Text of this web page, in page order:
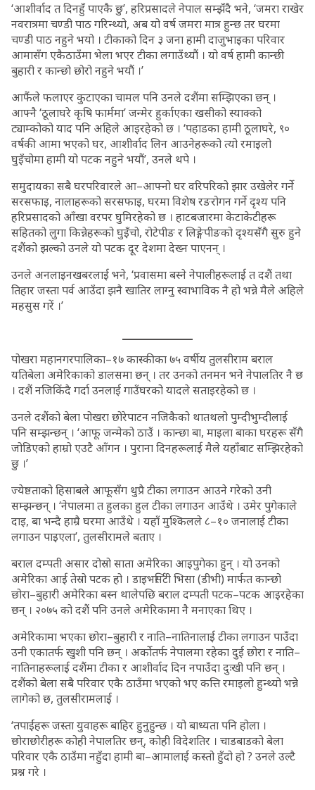
‘आशीर्वाद त दिनहुँ पाएकै छु’, हरिप्रसादले नेपाल सम्झँदै भने, ‘जमरा राखेर
नवरात्रमा चण्डी पाठ गरिन्थ्यो, अब यो वर्ष जमरा मात्र हुन्छ तर घरमा
चण्डी पाठ नहुने भयो । टीकाको दिन ३ जना हामी दाजुभाइका परिवार
आमासँग एकैठाउँमा भेला भएर टीका लगाउँथ्यौं । यो वर्ष हामी कान्छी
बुहारी र कान्छो छोरो नहुने भयौं ।’
आफैंले फलाएर कुटाएका चामल पनि उनले दशैंमा सम्झिएका छन् ।
आफ्नै ‘ठूलाघरे कृषि फार्ममा’ जन्मेर हुर्काएका खसीको स्याक्को
ट्याम्कोको याद पनि अहिले आइरहेको छ । ‘पहाडका हामी ठूलाघरे, ९०
वर्षकी आमा भएको घर, आशीर्वाद लिन आउनेहरूको त्यो रमाइलो
घुइँचोमा हामी यो पटक नहुने भयौं’, उनले थपे ।
समुदायका सबै घरपरिवारले आ–आफ्नो घर वरिपरिको झार उखेलेर गर्ने
सरसफाइ, नालाहरूको सरसफाइ, घरमा विशेष रङरोगन गर्ने दृश्य पनि
हरिप्रसादको आँखा वरपर घुमिरहेको छ । हाटबजारमा केटाकेटीहरू
सहितको लुगा किन्नेहरूको घुइँचो, रोटेपीङ र लिङ्गेपीङको दृश्यसँगै सुरु हुने
दशैंको झल्को उनले यो पटक दूर देशमा देख्न पाएनन् ।
उनले अनलाइनखबरलाई भने, ‘प्रवासमा बस्ने नेपालीहरूलाई त दशैं तथा
तिहार जस्ता पर्व आउँदा झनै खातिर लाग्नु स्वाभाविक नै हो भन्ने मैले अहिले
महसुस गरें ।’
पोखरा महानगरपालिका–१७ कास्कीका ७५ वर्षीय तुलसीराम बराल
यतिबेला अमेरिकाको डालसमा छन् । तर उनको तनमन भने नेपालतिर नै छ
। दशैं नजिकिंदै गर्दा उनलाई गाउँघरको यादले सताइरहेको छ ।
उनले दशैंको बेला पोखरा छोरेपाटन नजिकैको थातथलो पुम्दीभुम्दीलाई
पनि सम्झन्छन् । ‘आफू जन्मेको ठाउँ । कान्छा बा, माइला बाका घरहरू सँगै
जोडिएको हाम्रो एउटै आँगन । पुराना दिनहरूलाई मैले यहाँबाट सम्झिरहेको
छु ।’
ज्येष्ठताको हिसाबले आफूसँग थुप्रै टीका लगाउन आउने गरेको उनी
सम्झन्छन् । ‘नेपालमा त हुलका हुल टीका लगाउन आउँथे । उमेर पुगेकाले
दाइ, बा भन्दै हाम्रै घरमा आउँथे । यहाँ मुश्किलले ८–१० जनालाई टीका
लगाउन पाइएला’, तुलसीरामले बताए ।
बराल दम्पती असार दोस्रो साता अमेरिका आइपुगेका हुन् । यो उनको
अमेरिका आई तेस्रो पटक हो । डाइभर्सिटी भिसा (डीभी) मार्फत कान्छो
छोरा–बुहारी अमेरिका बस्न थालेपछि बराल दम्पती पटक–पटक आइरहेका
छन् । २०७५ को दशैं पनि उनले अमेरिकामा नै मनाएका थिए ।
अमेरिकामा भएका छोरा–बुहारी र नाति–नातिनालाई टीका लगाउन पाउँदा
उनी एकातर्फ खुशी पनि छन् । अर्कोतर्फ नेपालमा रहेका दुई छोरा र नाति–
नातिनाहरूलाई दशैंमा टीका र आशीर्वाद दिन नपाउँदा दुःखी पनि छन् ।
दशैंको बेला सबै परिवार एकै ठाउँमा भएको भए कत्ति रमाइलो हुन्थ्यो भन्ने
लागेको छ, तुलसीरामलाई ।
‘तपाईंहरू जस्ता युवाहरू बाहिर हुनुहुन्छ । यो बाध्यता पनि होला ।
छोराछोरीहरू कोही नेपालतिर छन्, कोही विदेशतिर । चाडबाडको बेला
परिवार एकै ठाउँमा नहुँदा हामी बा–आमालाई कस्तो हुँदो हो ? उनले उल्टै
प्रश्न गरे ।